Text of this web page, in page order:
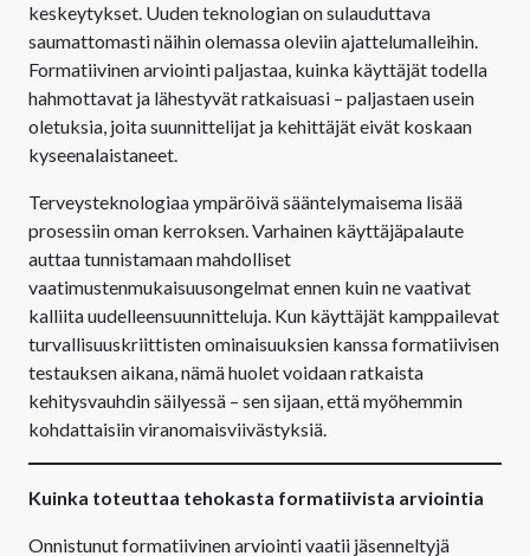
keskeytykset. Uuden teknologian on sulauduttava
saumattomasti näihin olemassa oleviin ajattelumalleihin.
Formatiivinen arviointi paljastaa, kuinka käyttäjät todella
hahmottavat ja lähestyvät ratkaisuasi – paljastaen usein
oletuksia, joita suunnittelijat ja kehittäjät eivät koskaan
kyseenalaistaneet.
Terveysteknologiaa ympäröivä sääntelymaisema lisää
prosessiin oman kerroksen. Varhainen käyttäjäpalaute
auttaa tunnistamaan mahdolliset
vaatimustenmukaisuusongelmat ennen kuin ne vaativat
kalliita uudelleensuunnitteluja. Kun käyttäjät kamppailevat
turvallisuuskriittisten ominaisuuksien kanssa formatiivisen
testauksen aikana, nämä huolet voidaan ratkaista
kehitysvauhdin säilyessä – sen sijaan, että myöhemmin
kohdattaisiin viranomaisviivästyksiä.
Kuinka toteuttaa tehokasta formatiivista arviointia
Onnistunut formatiivinen arviointi vaatii jäsenneltyjä